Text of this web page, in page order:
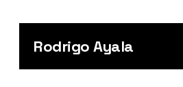
Rodrigo Ayala